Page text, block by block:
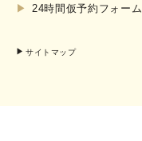
24時間仮予約フォーム
サイトマップ